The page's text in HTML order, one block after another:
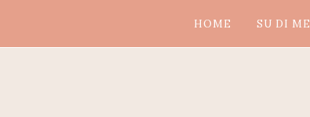
HOME SU DI ME